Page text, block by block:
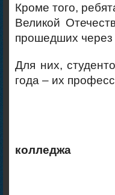
Кроме того,
Великой
прошедших через
Для них,
года – их
колледжа